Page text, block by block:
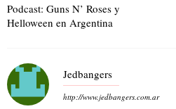
Podcast: Guns N’ Roses y
Helloween en Argentina
Jedbangers
http://www.jedbangers.com.ar